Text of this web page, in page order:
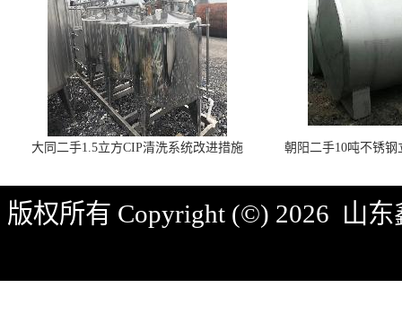
大同二手1.5立方CIP清洗系统改进措施 朝阳二手10吨不锈
版权所有 Copyright (©) 2026 山